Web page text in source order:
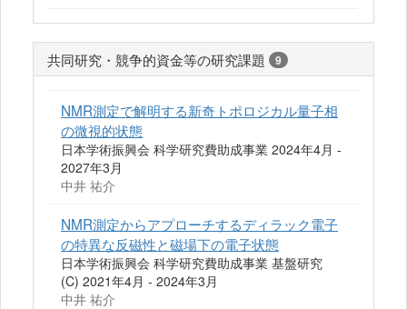
共同研究・競争的資金等の研究課題 9
NMR測定で解明する新奇トポロジカル量子相
の微視的状態
日本学術振興会 科学研究費助成事業 2024年4月 -
2027年3月
中井 祐介
NMR測定からアプローチするディラック電子
の特異な反磁性と磁場下の電子状態
日本学術振興会 科学研究費助成事業 基盤研究
(C) 2021年4月 - 2024年3月
中井 祐介